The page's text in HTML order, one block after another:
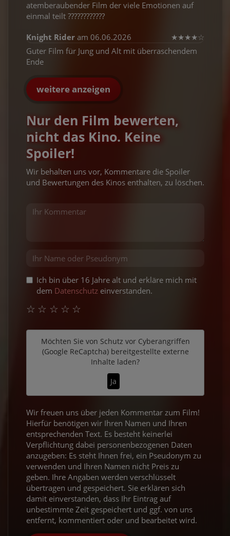
atemberaubender Film der viele Emotionen auf
einmal teilt ????????????
Knight Rider am 06.06.2026 ★★★★☆
Guter Film für Jung und Alt mit überraschendem
Ende
weitere anzeigen
Nur den Film bewerten,
nicht das Kino. Keine
Spoiler!
Wir behalten uns vor, Kommentare die Spoiler
und Bewertungen des Kinos enthalten, zu löschen.
Ich bin über 16 Jahre alt und erkläre mich mit
dem Datenschutz einverstanden.
☆
☆
☆
☆
☆
Möchten Sie von Schutz vor Cyberangriffen
(Google ReCaptcha)bereitgestellte externe
Inhalte laden?
Ja
Wir freuen uns über jeden Kommentar zum Film!
Hierfür benötigen wir Ihren Namen und Ihren
entsprechenden Text. Es besteht keinerlei
Verpflichtung dabei personenbezogenen Daten
anzugeben: Es steht Ihnen frei, ein Pseudonym zu
verwenden und Ihren Namen nicht Preis zu
geben. Ihre Angaben werden verschlüsselt
übertragen und gespeichert. Sie erklären sich
damit einverstanden, dass Ihr Eintrag auf
unbestimmte Zeit gespeichert und ggf. von uns
entfernt, kommentiert oder und bearbeitet wird.